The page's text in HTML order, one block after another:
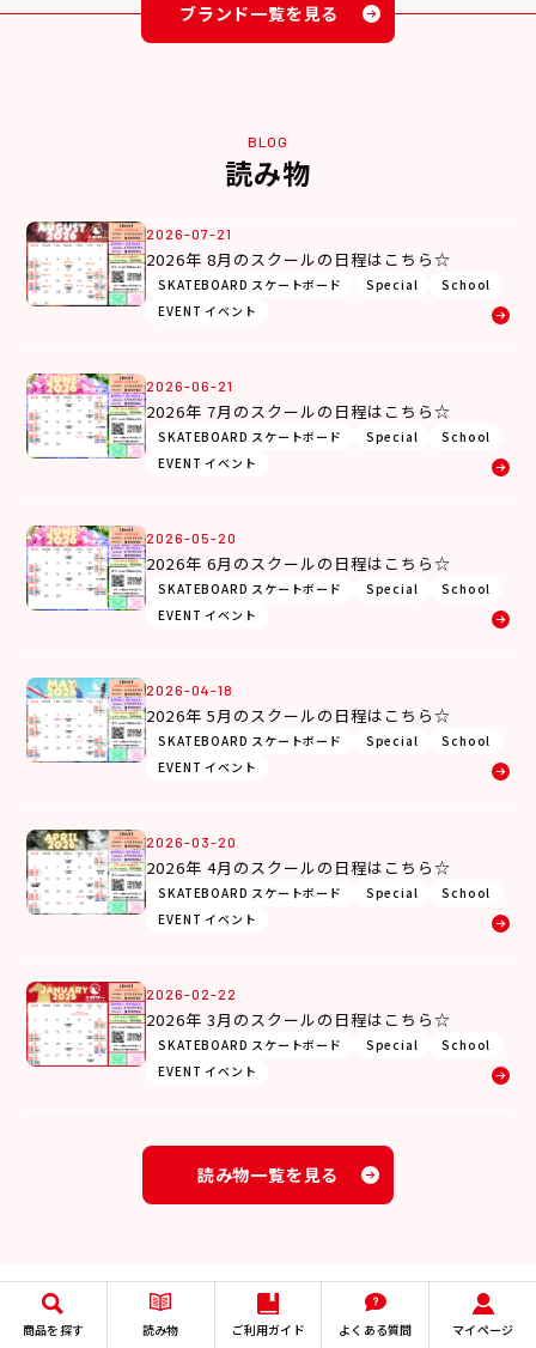
商品を探す 読み物 ご利用ガイド よくある質問 マイページ
ブランド一覧を見る
BLOG
読み物
2026-07-21
2026年 8月のスクールの日程はこちら☆
SKATEBOARD スケートボード Special
School
EVENT イベント
2026-06-21
2026年 7月のスクールの日程はこちら☆
SKATEBOARD スケートボード Special
School
EVENT イベント
2026-05-20
2026年 6月のスクールの日程はこちら☆
SKATEBOARD スケートボード Special
School
EVENT イベント
2026-04-18
2026年 5月のスクールの日程はこちら☆
SKATEBOARD スケートボード Special
School
EVENT イベント
2026-03-20
2026年 4月のスクールの日程はこちら☆
SKATEBOARD スケートボード Special
School
EVENT イベント
2026-02-22
2026年 3月のスクールの日程はこちら☆
SKATEBOARD スケートボード Special
School
EVENT イベント
読み物一覧を見る
商品を探す